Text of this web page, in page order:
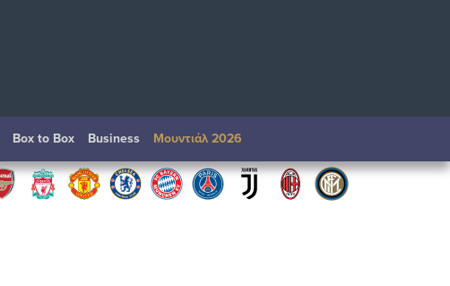
Box to Box Βusiness Μουντιάλ 2026